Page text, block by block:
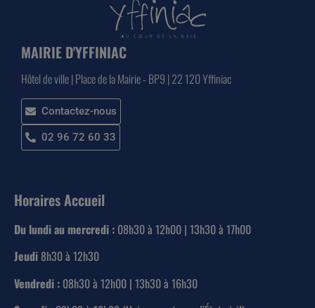
MAIRIE D'YFFINIAC
Hôtel de ville | Place de la Mairie - BP9 | 22 120 Yffiniac
Contactez-nous
02 96 72 60 33
Horaires Accueil
Du lundi au mercredi : 08h30 à 12h00 | 13h30 à 17h00
Jeudi 8h30 à 12h30
Vendredi : 08h30 à 12h00 | 13h30 à 16h30